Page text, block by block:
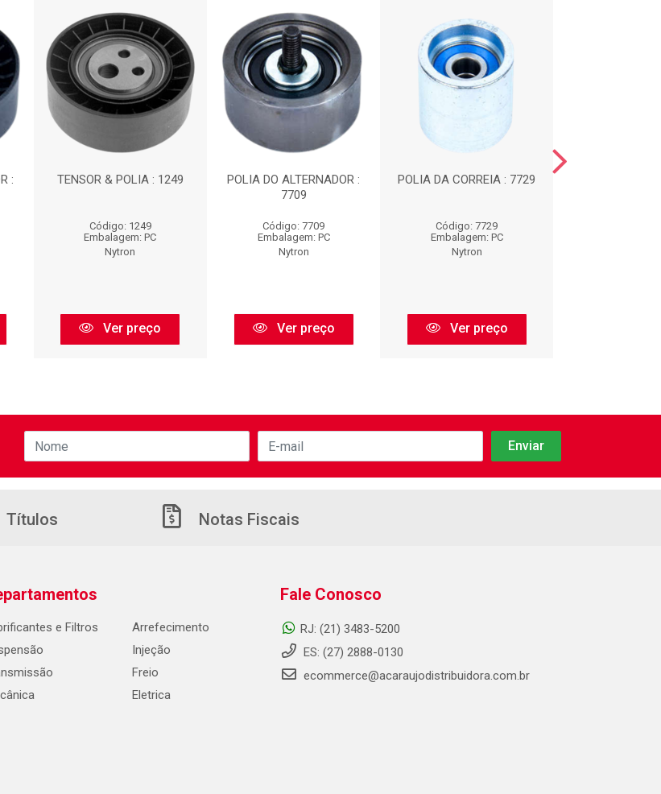
:
TENSOR & POLIA : 1249
Código: 1249
Embalagem: PC
Nytron
Ver preço
POLIA DO ALTERNADOR :
7709
Código: 7709
Embalagem: PC
Nytron
Ver preço
POLIA DA CORREIA : 7729
Código: 7729
Embalagem: PC
Nytron
Ver preço
Títulos Notas Fiscais
e Filtros
Arrefecimento
Injeção
Freio
Eletrica
Fale Conosco
RJ: (21) 3483-5200
ES: (27) 2888-0130
ecommerce@acaraujodistribuidora.com.br